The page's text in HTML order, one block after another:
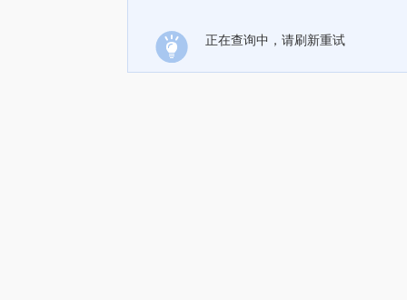
正在查询中，请刷新重试